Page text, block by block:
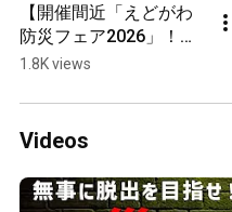
【開催間近「えどがわ
防災フェア2026」！】
全国消防団応援団長蝶
ッセージ！#江戸川区 #
防災イベント #蝶野正
洋 #www
1.8K views
Videos